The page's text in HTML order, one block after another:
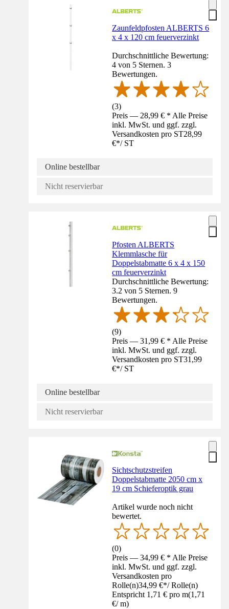
Zaunfeldpfosten ALBERTS 6
x 4 x 120 cm feuerverzinkt
Durchschnittliche Bewertung:
4 von 5 Sternen. 3
Bewertungen.
(3)
Preis — 28,99 € * Alle Preise
inkl. MwSt. und ggf. zzgl.
Versandkosten pro ST28,99
€*/ ST
Online bestellbar
Nicht reservierbar
Pfosten ALBERTS
Klemmlasche für
Doppelstabmatte 6 x 4 x 150
cm feuerverzinkt
Durchschnittliche Bewertung:
3.2 von 5 Sternen. 9
Bewertungen.
(9)
Preis — 31,99 € * Alle Preise
inkl. MwSt. und ggf. zzgl.
Versandkosten pro ST31,99
€*/ ST
Online bestellbar
Nicht reservierbar
Sichtschutzstreifen
Doppelstabmatte 2050 cm x
19 cm Schieferoptik grau
Artikel wurde noch nicht
bewertet.
(0)
Preis — 34,99 € * Alle Preise
inkl. MwSt. und ggf. zzgl.
Versandkosten pro
Rolle(n)34,99 €*/ Rolle(n)
Entspricht 1,71 € pro m(1,71
€/ m)